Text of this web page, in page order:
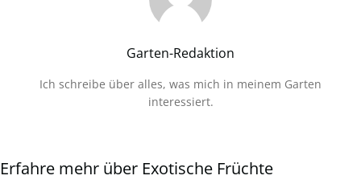
Garten-Redaktion
Ich schreibe über alles, was mich in meinem Garten
interessiert.
Erfahre mehr über Exotische Früchte